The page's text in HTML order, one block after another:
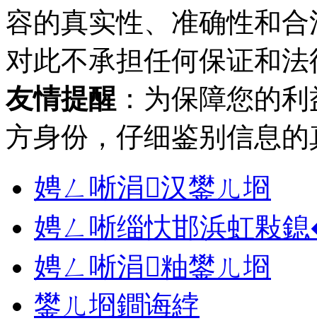
容的真实性、准确性和
对此不承担任何保证和
友情提醒 ：为保障您的
方身份，仔细鉴别信息
娉ㄥ唽涓汉鐢ㄦ埛
娉ㄥ唽缁忕邯浜虹敤
娉ㄥ唽涓粙鐢ㄦ埛
鐢ㄦ埛鐧诲綍